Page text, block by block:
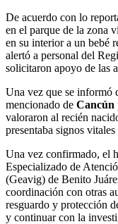
De acuerdo con lo
en el parque de la zona
en su interior a un bebé
alertó a personal del
solicitaron apoyo de las
Una vez que se informó
mencionado de Cancún
valoraron al recién
presentaba signos vitales
Una vez confirmado, el
Especializado de
(Geavig) de Benito
coordinación con otras
resguardo y protección
y continuar con la